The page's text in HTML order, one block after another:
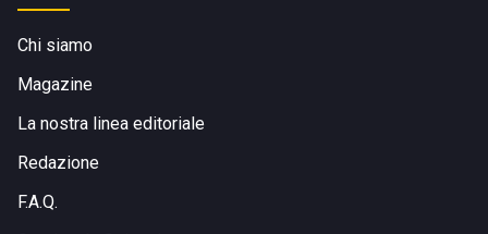
Chi siamo
Magazine
La nostra linea editoriale
Redazione
F.A.Q.